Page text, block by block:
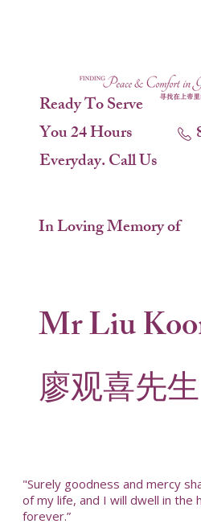
Ready To Serve
You 24 Hours
Everyday. Call Us
In Loving Memory of
Mr Liu
廖观喜先生
"Surely goodness and mercy
of my life, and I will dwell in the
forever.”